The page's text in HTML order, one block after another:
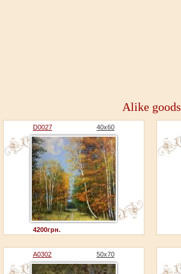
Alike goods
D0027 40x60
4200грн.
A0302 50x70